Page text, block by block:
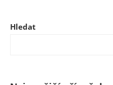
Hledat